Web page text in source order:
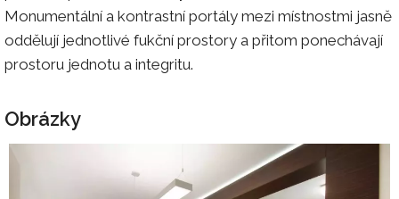
Monumentální a kontrastní portály mezi místnostmi jasně
oddělují jednotlivé fukční prostory a přitom ponechávají
prostoru jednotu a integritu.
Obrázky